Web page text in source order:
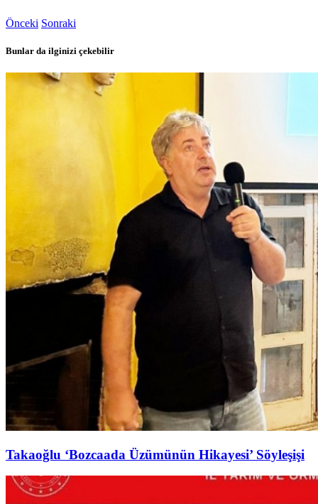
Önceki Sonraki
Bunlar da ilginizi çekebilir
Takaoğlu ‘Bozcaada Üzümünün Hikayesi’ Söyleşişi